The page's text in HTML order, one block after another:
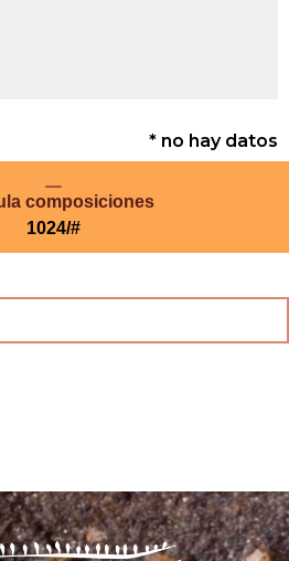
* no hay datos
composiciones
1024/#